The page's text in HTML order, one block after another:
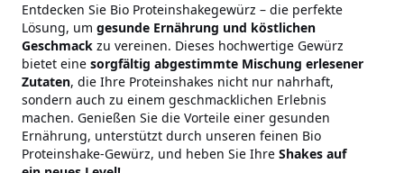
Entdecken Sie Bio Proteinshakegewürz – die perfekte
Lösung, um gesunde Ernährung und köstlichen
Geschmack zu vereinen. Dieses hochwertige Gewürz
bietet eine sorgfältig abgestimmte Mischung erlesener
Zutaten, die Ihre Proteinshakes nicht nur nahrhaft,
sondern auch zu einem geschmacklichen Erlebnis
machen. Genießen Sie die Vorteile einer gesunden
Ernährung, unterstützt durch unseren feinen Bio
Proteinshake-Gewürz, und heben Sie Ihre Shakes auf